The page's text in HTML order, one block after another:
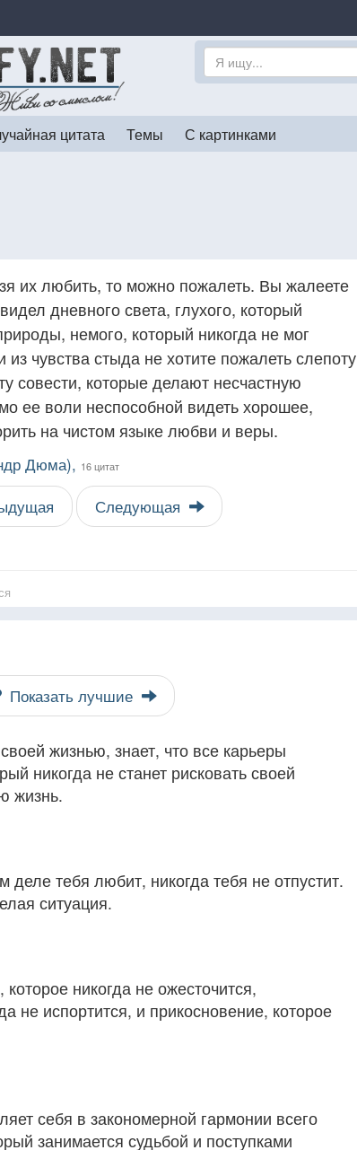
цитата Темы С картинками
их любить, то можно пожалеть. Вы жалеете
дневного света, глухого, который
немого, который никогда не мог
чувства стыда не хотите пожалеть слепоту
совести, которые делают несчастную
ее воли неспособной видеть хорошее,
на чистом языке любви и веры.
Дюма), 16 цитат
Следующая
Показать лучшие
жизнью, знает, что все карьеры
никогда не станет рисковать своей
жизнь.
деле тебя любит, никогда тебя не отпустит.
ситуация.
никогда не ожесточится,
не испортится, и прикосновение, которое
себя в закономерной гармонии всего
занимается судьбой и поступками